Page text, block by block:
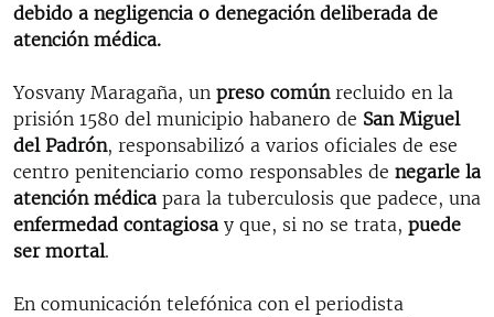
LOS SANTOS DE HIALEAH
LA INVASIÓN DE RUSIA A UCRANIA
debido a negligencia o denegación deliberada de
atención médica.
Yosvany Maragaña, un preso comúnrecluido en la
prisión 1580 del municipio habanero de San Miguel
del Padrón, responsabilizó a varios oficiales de ese
centro penitenciario como responsables de negarle la
atención médica para la tuberculosis que padece, una
enfermedad contagiosa y que, si no se trata, puede
ser mortal.
En comunicación telefónica con el periodista